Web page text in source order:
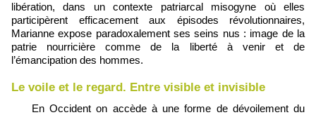
libération, dans un contexte patriarcal misogyne où elles
participèrent efficacement aux épisodes révolutionnaires,
Marianne expose paradoxalement ses seins nus : image de la
patrie nourricière comme de la liberté à venir et de
l’émancipation des hommes.
Le voile et le regard. Entre visible et invisible
En Occident on accède à une forme de dévoilement du